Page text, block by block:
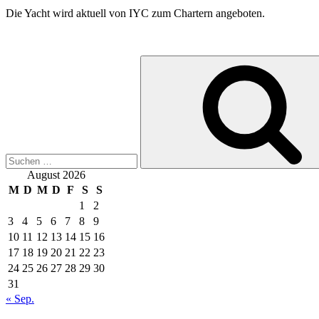
Die Yacht wird aktuell von IYC zum Chartern angeboten.
August 2026
M D M D F S
S
1
2
3
4 5 6 7 8
9
10 11 12 13 14 15 16
17 18 19 20 21 22 23
24 25 26 27 28 29 30
31
« Sep.